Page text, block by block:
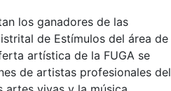
los ganadores de las
de Estímulos del área de
artística de la FUGA se
de artistas profesionales del